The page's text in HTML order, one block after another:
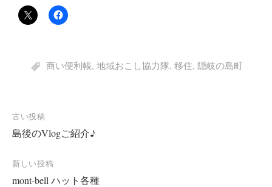
商い便利帳, 地域おこし協力隊, 移住, 隠岐の島町
投
稿
ナ
ビ
古い投稿
島後のVlogご紹介♪
新しい投稿
mont-bell ハット各種